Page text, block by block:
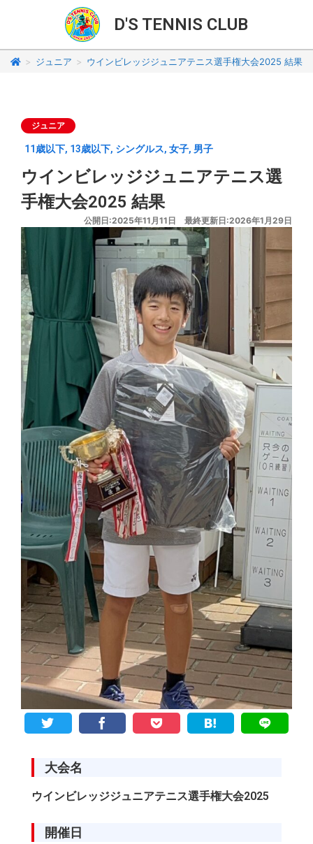
D'S TENNIS CLUB
> ジュニア > ウインビレッジジュニアテニス選手権大会2025 結果
ジュニア
11歳以下, 13歳以下, シングルス, 女子, 男子
ウインビレッジジュニアテニス選
手権大会2025 結果
公開日:2025年11月11日 最終更新日:2026年1月29日
大会名
ウインビレッジジュニアテニス選手権大会2025
開催日